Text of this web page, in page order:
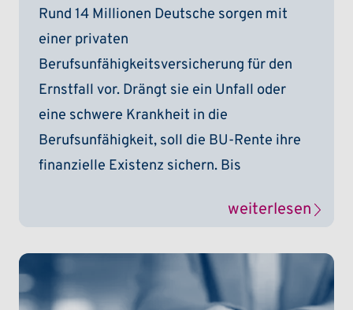
Rund 14 Millionen Deutsche sorgen mit
einer privaten
Berufsunfähigkeitsversicherung für den
Ernstfall vor. Drängt sie ein Unfall oder
eine schwere Krankheit in die
Berufsunfähigkeit, soll die BU-Rente ihre
finanzielle Existenz sichern. Bis
weiterlesen